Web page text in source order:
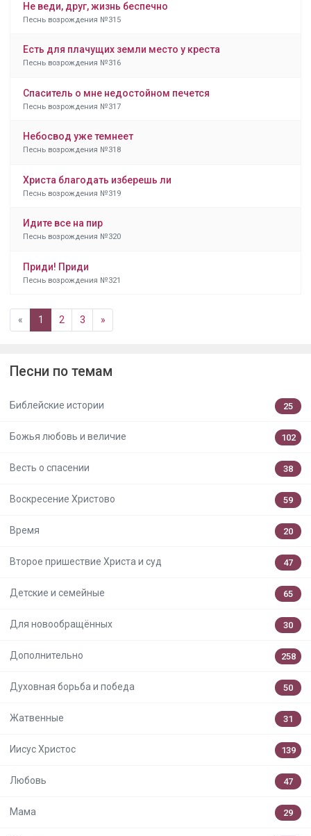
Не веди, друг, жизнь беспечно
Песнь возрождения №315
Есть для плачущих земли место у креста
Песнь возрождения №316
Спаситель о мне недостойном печется
Песнь возрождения №317
Небосвод уже темнеет
Песнь возрождения №318
Христа благодать изберешь ли
Песнь возрождения №319
Идите все на пир
Песнь возрождения №320
Приди! Приди
Песнь возрождения №321
« 1 2 3 »
Песни по темам
Библейские истории 25
Божья любовь и величие 102
Весть о спасении 38
Воскресение Христово 59
Время 20
Второе пришествие Христа и суд 47
Детские и семейные 65
Для новообращённых 30
Дополнительно 258
Духовная борьба и победа 50
Жатвенные 31
Иисус Христос 139
Любовь 47
Мама 29